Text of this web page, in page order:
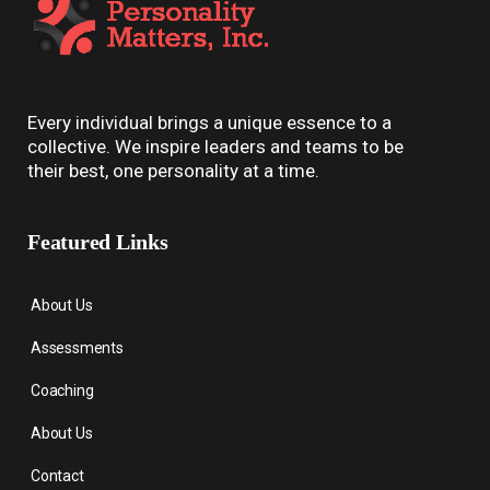
Every individual brings a unique essence to a
collective. We inspire leaders and teams to be
their best, one personality at a time.
Featured Links
About Us
Assessments
Coaching
About Us
Contact